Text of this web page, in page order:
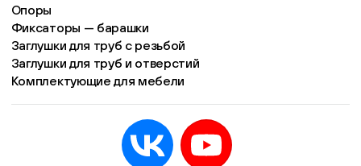
Опоры
Фиксаторы — барашки
Заглушки для труб с резьбой
Заглушки для труб и отверстий
Комплектующие для мебели